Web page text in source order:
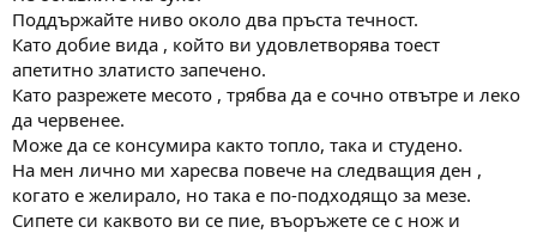
Поддържайте ниво около два пръста течност.
Като добие вида , който ви удовлетворява тоест
апетитно златисто запечено.
Като разрежете месото , трябва да е сочно отвътре и леко
да червенее.
Може да се консумира както топло, така и студено.
На мен лично ми харесва повече на следващия ден ,
когато е желирало, но така е по-подходящо за мезе.
Сипете си каквото ви се пие, въоръжете се с нож и